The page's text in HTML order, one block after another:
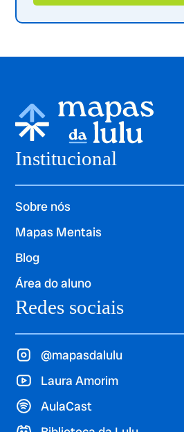
Institucional
Sobre nós
Mapas Mentais
Blog
Área do aluno
Redes sociais
@mapasdalulu
Laura Amorim
AulaCast